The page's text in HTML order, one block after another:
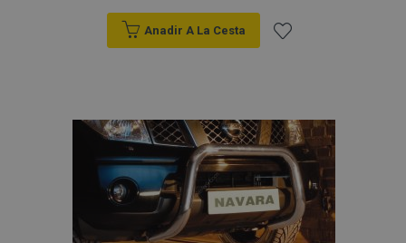
Anadir A La Cesta
Lista
de
Deseos